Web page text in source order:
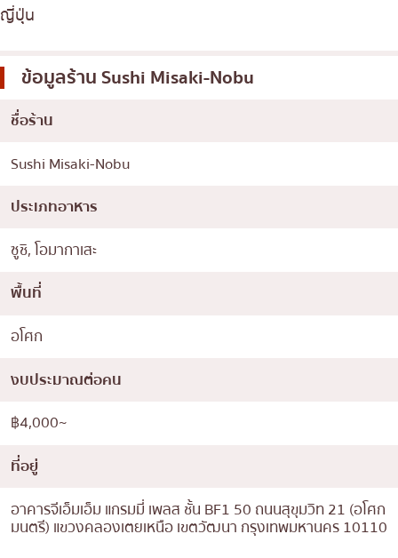
ญี่ปุ่น
ข้อมูลร้านSushi Misaki-Nobu
ชื่อร้าน
Sushi Misaki-Nobu
ประเภทอาหาร
ซูชิ, โอมากาเสะ
พื้นที่
อโศก
งบประมาณต่อคน
฿4,000~
ที่อยู่
อาคารจีเอ็มเอ็ม แกรมมี่ เพลส ชั้น BF1 50 ถนนสุขุมวิท 21 (อโศก
มนตรี) แขวงคลองเตยเหนือ เขตวัฒนา กรุงเทพมหานคร 10110